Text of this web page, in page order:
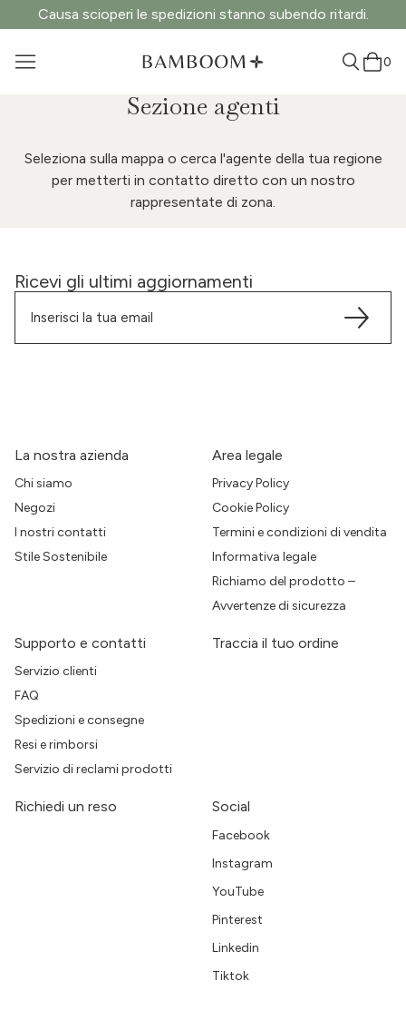
Causa scioperi le spedizioni stanno subendo ritardi.
0
Sezione agenti
Seleziona sulla mappa o cerca l'agente della tua regione
per metterti in contatto diretto con un nostro
rappresentate di zona.
Ricevi gli ultimi aggiornamenti
La nostra azienda
Chi siamo
Negozi
I nostri contatti
Stile Sostenibile
Area legale
Privacy Policy
Cookie Policy
Termini e condizioni di vendita
Informativa legale
Richiamo del prodotto –
Avvertenze di sicurezza
Supporto e contatti
Servizio clienti
FAQ
Spedizioni e consegne
Resi e rimborsi
Servizio di reclami prodotti
Traccia il tuo ordine
Richiedi un reso Social
Facebook
Instagram
YouTube
Pinterest
Linkedin
Tiktok